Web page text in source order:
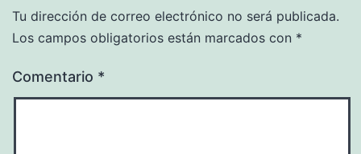
Tu dirección de correo electrónico no será publicada.
Los campos obligatorios están marcados con *
Comentario *